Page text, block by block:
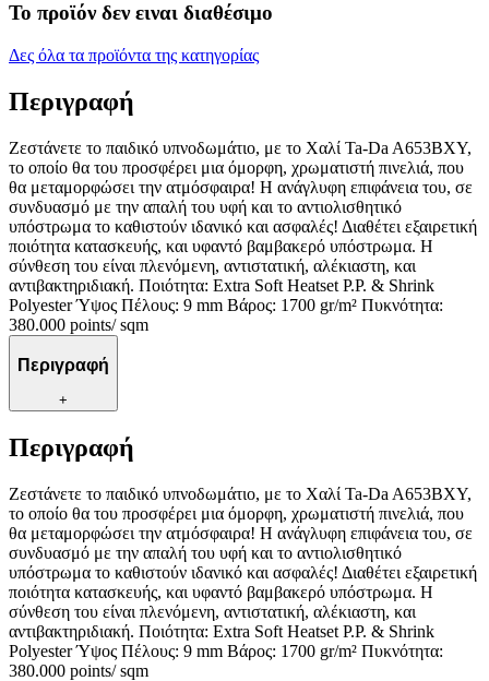
Το προϊόν δεν ειναι διαθέσιμο
Δες όλα τα προϊόντα της κατηγορίας
Περιγραφή
Ζεστάνετε το παιδικό υπνοδωμάτιο, με το Χαλί Ta-Da A653BXY,
το οποίο θα του προσφέρει μια όμορφη, χρωματιστή πινελιά, που
θα μεταμορφώσει την ατμόσφαιρα! Η ανάγλυφη επιφάνεια του, σε
συνδυασμό με την απαλή του υφή και το αντιολισθητικό
υπόστρωμα το καθιστούν ιδανικό και ασφαλές! Διαθέτει εξαιρετική
ποιότητα κατασκευής, και υφαντό βαμβακερό υπόστρωμα. Η
σύνθεση του είναι πλενόμενη, αντιστατική, αλέκιαστη, και
αντιβακτηριδιακή. Ποιότητα: Extra Soft Heatset P.P. & Shrink
Polyester Ύψος Πέλους: 9 mm Βάρος: 1700 gr/m² Πυκνότητα:
380.000 points/ sqm
Περιγραφή
+
Περιγραφή
Ζεστάνετε το παιδικό υπνοδωμάτιο, με το Χαλί Ta-Da A653BXY,
το οποίο θα του προσφέρει μια όμορφη, χρωματιστή πινελιά, που
θα μεταμορφώσει την ατμόσφαιρα! Η ανάγλυφη επιφάνεια του, σε
συνδυασμό με την απαλή του υφή και το αντιολισθητικό
υπόστρωμα το καθιστούν ιδανικό και ασφαλές! Διαθέτει εξαιρετική
ποιότητα κατασκευής, και υφαντό βαμβακερό υπόστρωμα. Η
σύνθεση του είναι πλενόμενη, αντιστατική, αλέκιαστη, και
αντιβακτηριδιακή. Ποιότητα: Extra Soft Heatset P.P. & Shrink
Polyester Ύψος Πέλους: 9 mm Βάρος: 1700 gr/m² Πυκνότητα:
380.000 points/ sqm